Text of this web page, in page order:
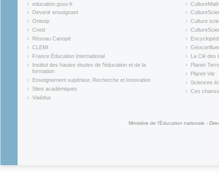
education.gouv.fr
(link is external)
Devenir enseignant
(link is external)
Onisep
(link is external)
Cned
(link is external)
Réseau Canopé
(link is external)
CLEMI
(link is external)
France Éducation International
(link is external)
Institut des hautes études de l'éducation et de la
formation
(link is external)
Enseignement supérieur, Recherche et Innovation
(link is external)
Sites académiques
(link is external)
Viaéduc
CultureMath
(link is
(link is
Culture
(link is
(link is
(link is
La Clé des
(link is
Planet-
(link is
Planet-Vie
(link is
Sciences
(link is
Ces
Ministère de l'Éducation nationale -